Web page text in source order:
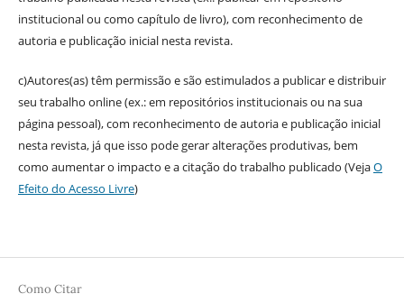
institucional ou como capítulo de livro), com reconhecimento de
autoria e publicação inicial nesta revista.
c)Autores(as) têm permissão e são estimulados a publicar e distribuir
seu trabalho online (ex.: em repositórios institucionais ou na sua
página pessoal), com reconhecimento de autoria e publicação inicial
nesta revista, já que isso pode gerar alterações produtivas, bem
como aumentar o impacto e a citação do trabalho publicado (VejaO
Efeito do Acesso Livre)
Como Citar